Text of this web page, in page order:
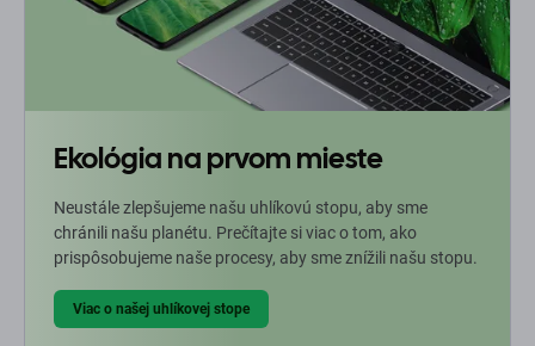
Ekológia na prvom mieste
Neustále zlepšujeme našu uhlíkovú stopu, aby sme
chránili našu planétu. Prečítajte si viac o tom, ako
prispôsobujeme naše procesy, aby sme znížili našu stopu.
Viac o našej uhlíkovej stope